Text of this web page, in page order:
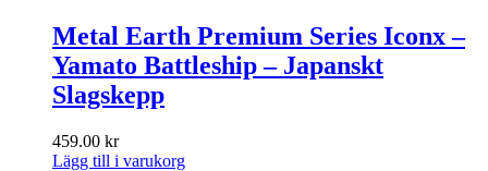
Metal Earth Premium Series Iconx –
Yamato Battleship – Japanskt
Slagskepp
459.00 kr
Lägg till i varukorg